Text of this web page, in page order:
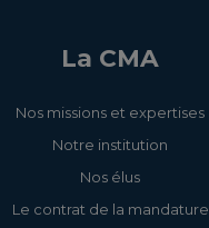
La CMA
Nos missions et expertises
Notre institution
Nos élus
Le contrat de la mandature